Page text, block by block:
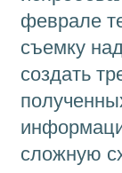
феврале
съемку
создать
сложную